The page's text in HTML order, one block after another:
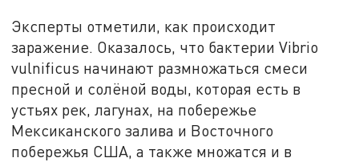
Эксперты отметили, как происходит
заражение. Оказалось, что бактерии Vibrio
vulnificus начинают размножаться смеси
пресной и солёной воды, которая есть в
устьях рек, лагунах, на побережье
Мексиканского залива и Восточного
побережья США, а также множатся и в